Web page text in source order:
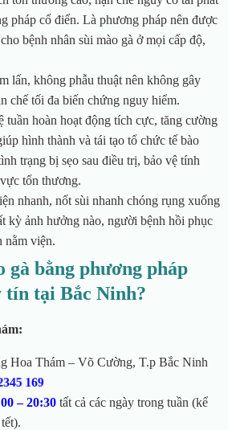
pháp cổ điển. Là phương pháp nên được
bệnh nhân sùi mào gà ở mọi cấp độ,
lấn, không phẫu thuật nên không gây
chế tối đa biến chứng nguy hiểm.
tuần hoàn hoạt động tích cực, tăng cường
hình thành và tái tạo tổ chức tế bào
trạng bị sẹo sau điều trị, bảo vệ tính
tổn thương.
nhanh, nốt sùi nhanh chóng rụng xuống
kỳ ảnh hưởng nào, người bệnh hồi phục
nằm viện.
gà bằng phương pháp
tín tại Bắc Ninh?
Hoa Thám – Võ Cường, T.p Bắc Ninh
169
– 20:30 tất cả các ngày trong tuần (kể